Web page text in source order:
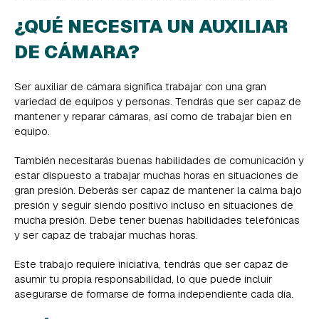
¿QUÉ NECESITA UN AUXILIAR
DE CÁMARA?
Ser auxiliar de cámara significa trabajar con una gran
variedad de equipos y personas. Tendrás que ser capaz de
mantener y reparar cámaras, así como de trabajar bien en
equipo.
También necesitarás buenas habilidades de comunicación y
estar dispuesto a trabajar muchas horas en situaciones de
gran presión. Deberás ser capaz de mantener la calma bajo
presión y seguir siendo positivo incluso en situaciones de
mucha presión. Debe tener buenas habilidades telefónicas
y ser capaz de trabajar muchas horas.
Este trabajo requiere iniciativa, tendrás que ser capaz de
asumir tu propia responsabilidad, lo que puede incluir
asegurarse de formarse de forma independiente cada día.